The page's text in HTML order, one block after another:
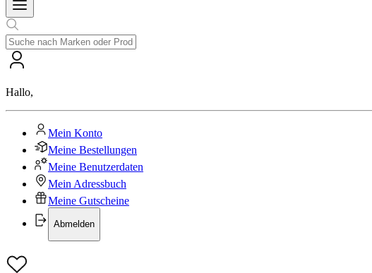
Hallo,
Mein Konto
Meine Bestellungen
Meine Benutzerdaten
Mein Adressbuch
Meine Gutscheine
Abmelden